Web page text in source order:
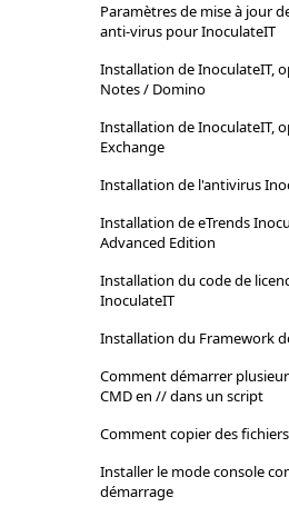
Paramètres de mise à jour
anti-virus pour InoculateIT
Installation de InoculateIT,
Notes / Domino
Installation de InoculateIT,
Exchange
Installation de l'antivirus
Installation de eTrends
Advanced Edition
Installation du code de
InoculateIT
Installation du Framework
Comment démarrer
CMD en // dans un script
Comment copier des
Installer le mode console
démarrage